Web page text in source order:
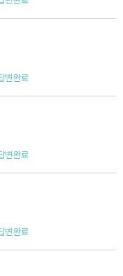
변완료
변완료
변완료